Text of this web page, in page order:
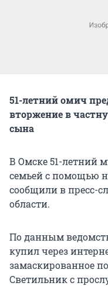
51-летний омич
вторжение в
сына
В Омске 51-летний
семьей с помощью
сообщили в пресс-
области.
По данным
купил через
замаскированное
Светильник с